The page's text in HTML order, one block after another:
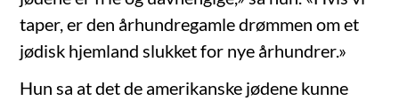
taper, er den århundregamle drømmen om et
jødisk hjemland slukket for nye århundrer.»
Hun sa at det de amerikanske jødene kunne